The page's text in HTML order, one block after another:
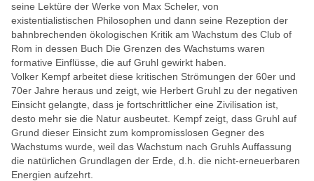
seine Lektüre der Werke von Max Scheler, von
existentialistischen Philosophen und dann seine Rezeption der
bahnbrechenden ökologischen Kritik am Wachstum des Club of
Rom in dessen Buch Die Grenzen des Wachstums waren
formative Einflüsse, die auf Gruhl gewirkt haben.
Volker Kempf arbeitet diese kritischen Strömungen der 60er und
70er Jahre heraus und zeigt, wie Herbert Gruhl zu der negativen
Einsicht gelangte, dass je fortschrittlicher eine Zivilisation ist,
desto mehr sie die Natur ausbeutet. Kempf zeigt, dass Gruhl auf
Grund dieser Einsicht zum kompromisslosen Gegner des
Wachstums wurde, weil das Wachstum nach Gruhls Auffassung
die natürlichen Grundlagen der Erde, d.h. die nicht-erneuerbaren
Energien aufzehrt.